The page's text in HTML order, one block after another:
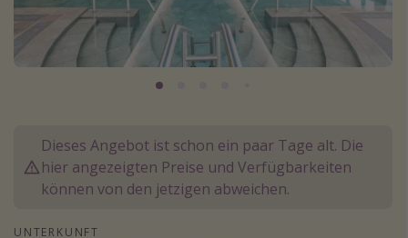
Bodensee Urlaub
Gozo Urlaub
Normandie Urlaub
Kefalonia Urlaub
Krabi Urlaub
Dieses Angebot ist schon ein paar Tage alt. Die
hier angezeigten Preise und Verfügbarkeiten
können von den jetzigen abweichen.
UNTERKUNFT